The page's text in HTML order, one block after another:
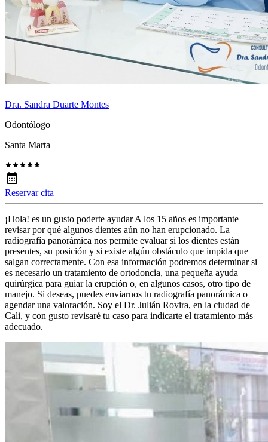
Dra. Sandra Duarte Montes
Odontólogo
Santa Marta
Reservar cita
¡Hola! es un gusto poderte ayudar A los 15 años es importante
revisar por qué algunos dientes aún no han erupcionado. La
radiografía panorámica nos permite evaluar si los dientes están
presentes, su posición y si existe algún obstáculo que impida que
salgan correctamente. Con esa información podremos determinar si
es necesario un tratamiento de ortodoncia, una pequeña ayuda
quirúrgica para guiar la erupción o, en algunos casos, otro tipo de
manejo. Si deseas, puedes enviarnos tu radiografía panorámica o
agendar una valoración. Soy el Dr. Julián Rovira, en la ciudad de
Cali, y con gusto revisaré tu caso para indicarte el tratamiento más
adecuado.